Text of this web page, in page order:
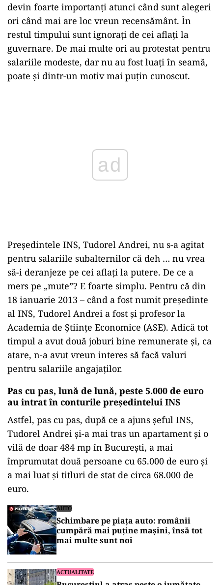
devin foarte importanți atunci când sunt alegeri
ori când mai are loc vreun recensământ. În
restul timpului sunt ignorați de cei aflați la
guvernare. De mai multe ori au protestat pentru
salariile modeste, dar nu au fost luați în seamă,
poate și dintr-un motiv mai puțin cunoscut.
ad
Președintele INS, Tudorel Andrei, nu s-a agitat
pentru salariile subalternilor că deh … nu vrea
să-i deranjeze pe cei aflați la putere. De ce a
mers pe „mute”? E foarte simplu. Pentru că din
18 ianuarie 2013 – când a fost numit președinte
al INS, Tudorel Andrei a fost și profesor la
Academia de Științe Economice (ASE). Adică tot
timpul a avut două joburi bine remunerate și, ca
atare, n-a avut vreun interes să facă valuri
pentru salariile angajaților.
Pas cu pas, lună de lună, peste 5.000 de euro
au intrat în conturile președintelui INS
Astfel, pas cu pas, după ce a ajuns șeful INS,
Tudorel Andrei și-a mai tras un apartament și o
vilă de doar 484 mp în București, a mai
împrumutat două persoane cu 65.000 de euro și
a mai luat și titluri de stat de circa 68.000 de
euro.
AUTO
Schimbare pe piața auto: românii
cumpără mai puține mașini, însă tot
mai multe sunt noi
ACTUALITATE